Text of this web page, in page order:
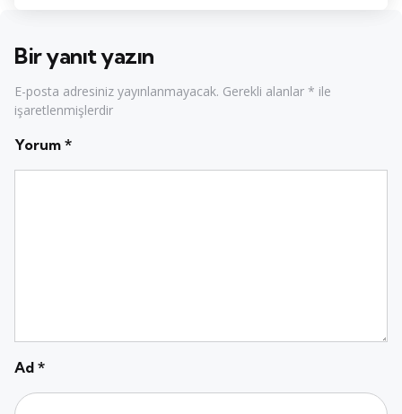
Bir yanıt yazın
E-posta adresiniz yayınlanmayacak. Gerekli alanlar * ile
işaretlenmişlerdir
Yorum *
Ad *